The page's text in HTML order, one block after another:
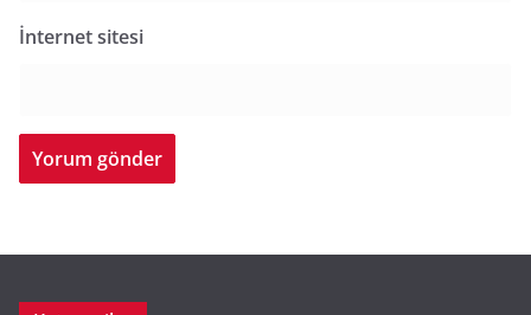
İnternet sitesi